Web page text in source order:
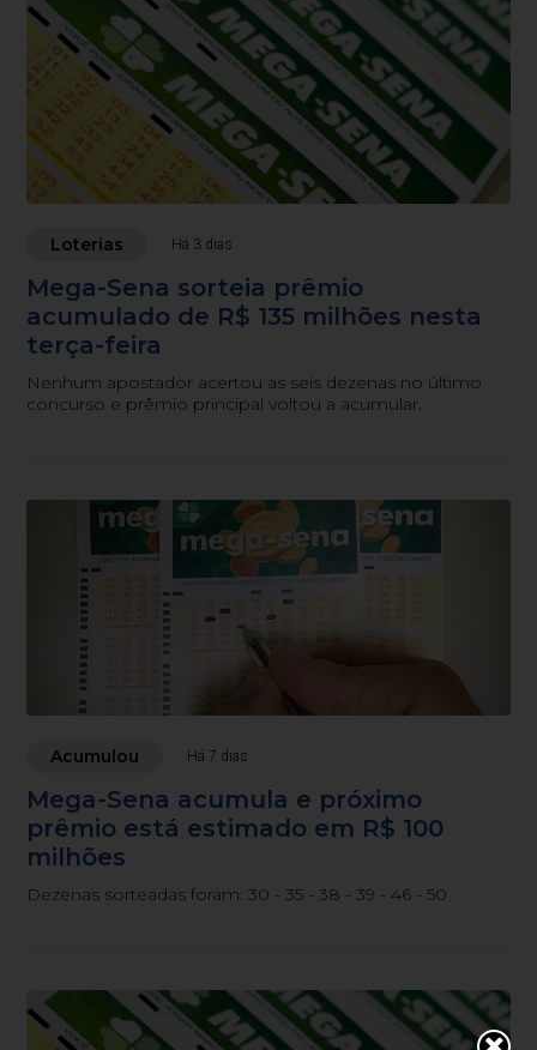
Loterias Há 3 dias
Mega-Sena sorteia prêmio
acumulado de R$ 135 milhões nesta
terça-feira
Nenhum apostador acertou as seis dezenas no último
concurso e prêmio principal voltou a acumular.
Acumulou Há 7 dias
Mega-Sena acumula e próximo
prêmio está estimado em R$ 100
milhões
Dezenas sorteadas foram: 30 - 35 - 38 - 39 - 46 - 50